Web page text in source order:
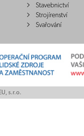
Stavebnictví
Strojírenství
Svařování
s.r.o.